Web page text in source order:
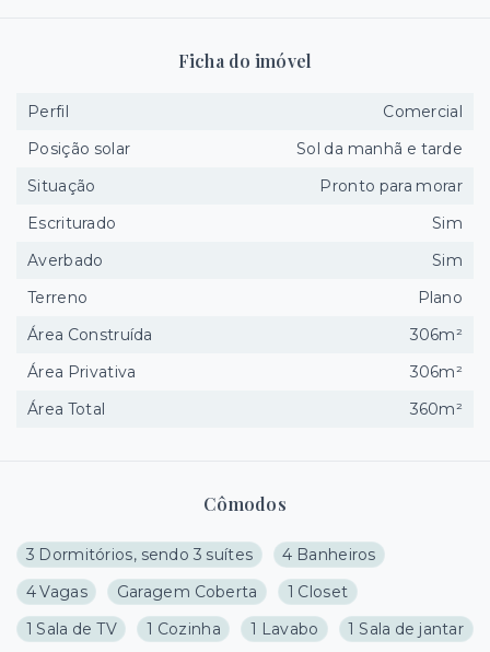
Cômodos
3 Dormitórios, sendo 3 suítes
4 Banheiros
4 Vagas
Garagem Coberta
1 Closet
1 Sala de TV
1 Cozinha 1 Lavabo
1 Sala de jantar
Ficha do imóvel
Perfil
Comercial
Posição solar
Sol da manhã e tarde
Situação
Pronto para morar
Escriturado
Sim
Averbado
Sim
Terreno
Plano
Área Construída
306m²
Área Privativa
306m²
Área Total
360m²